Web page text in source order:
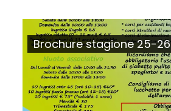
Brochure stagione 25-26